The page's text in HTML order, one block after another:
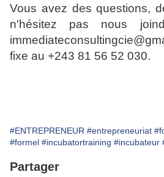
Vous avez des questions,
n'hésitez pas nous
fixe au +243 81 56 52 030.
#ENTREPRENEUR #entrepreneuriat
#formel #incubatortraining #incubateur
Partager